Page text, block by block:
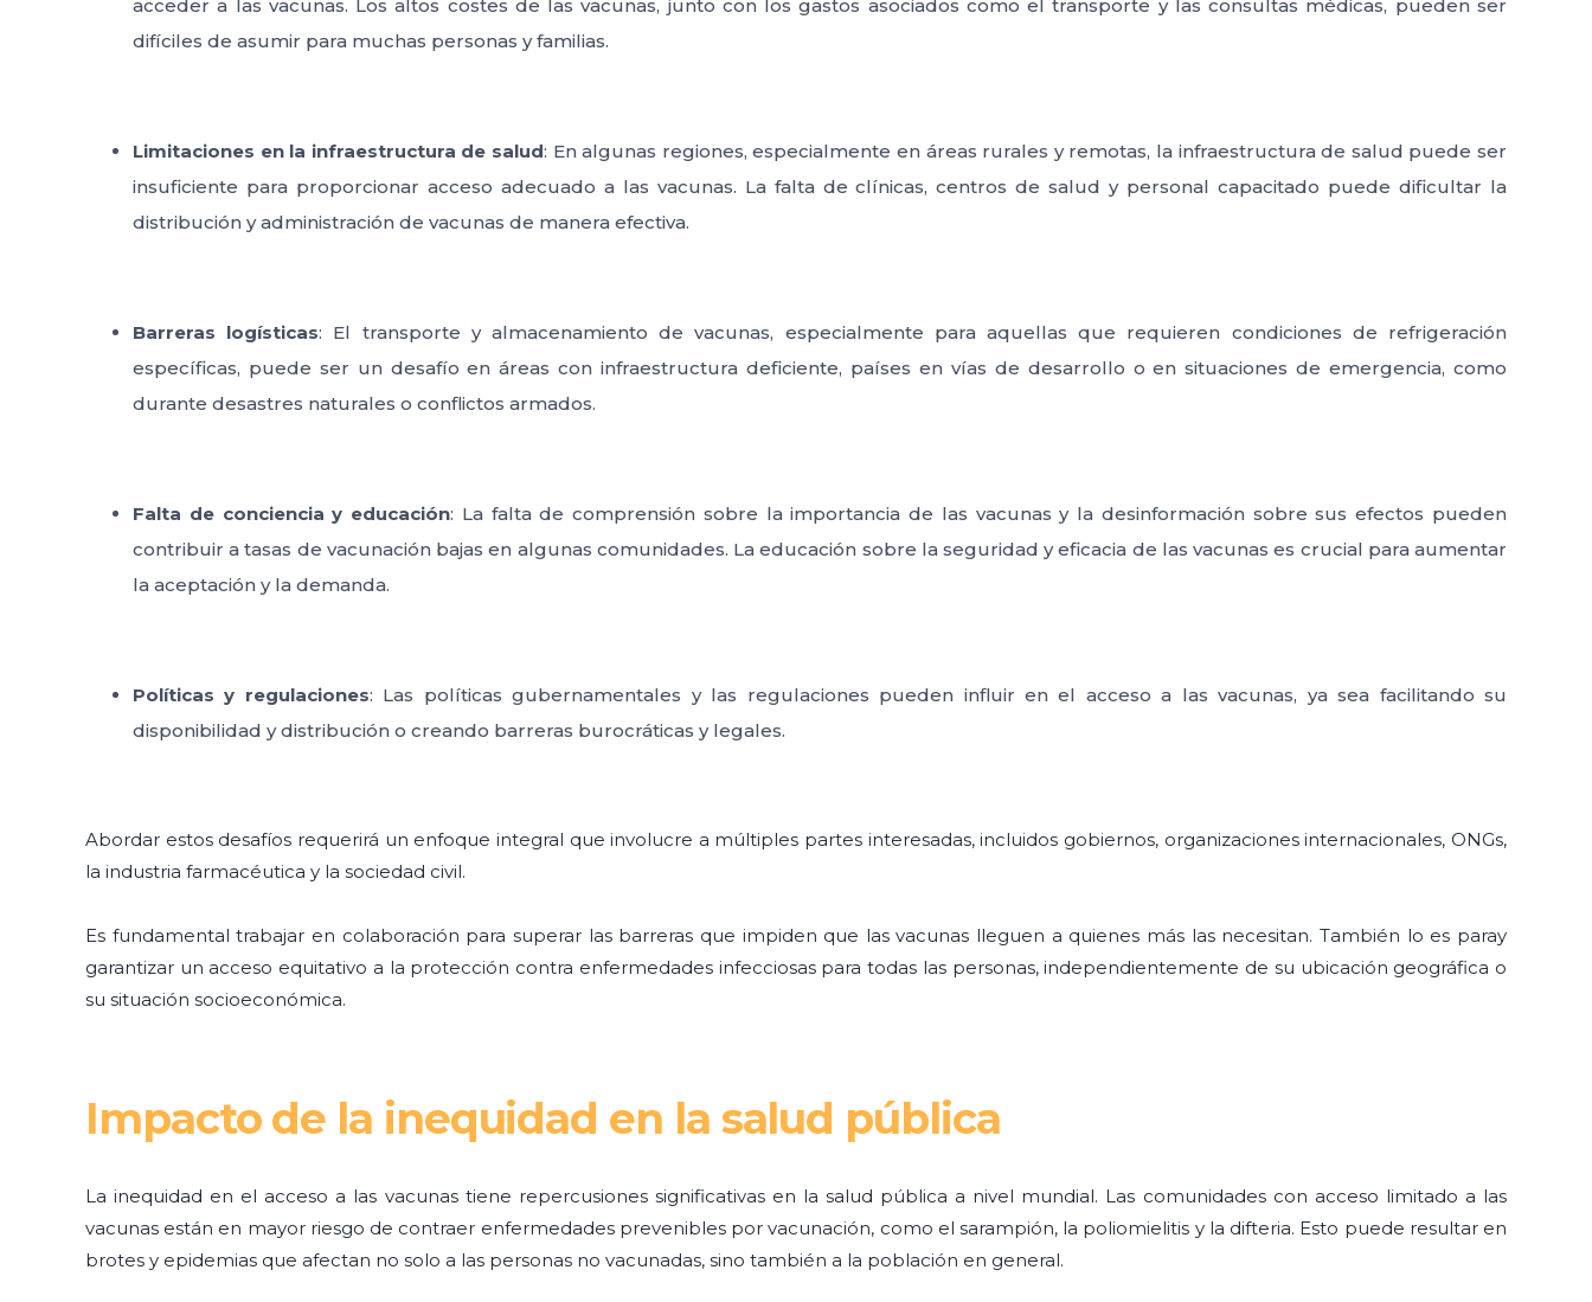
acceder a las vacunas. Los altos costes de las vacunas, junto con los gastos asociados como el transporte y las consultas médicas, pueden ser
difíciles de asumir para muchas personas y familias.
Limitaciones en la infraestructura de salud: En algunas regiones, especialmente en áreas rurales y remotas, la infraestructura de salud puede ser
insuficiente para proporcionar acceso adecuado a las vacunas. La falta de clínicas, centros de salud y personal capacitado puede dificultar la
distribución y administración de vacunas de manera efectiva.
Barreras logísticas: El transporte y almacenamiento de vacunas, especialmente para aquellas que requieren condiciones de refrigeración
específicas, puede ser un desafío en áreas con infraestructura deficiente, países en vías de desarrollo o en situaciones de emergencia, como
durante desastres naturales o conflictos armados.
Falta de conciencia y educación: La falta de comprensión sobre la importancia de las vacunas y la desinformación sobre sus efectos pueden
contribuir a tasas de vacunación bajas en algunas comunidades. La educación sobre la seguridad y eficacia de las vacunas es crucial para aumentar
la aceptación y la demanda.
Políticas y regulaciones: Las políticas gubernamentales y las regulaciones pueden influir en el acceso a las vacunas, ya sea facilitando su
disponibilidad y distribución o creando barreras burocráticas y legales.
Abordar estos desafíos requerirá un enfoque integral que involucre a múltiples partes interesadas, incluidos gobiernos, organizaciones internacionales, ONGs,
la industria farmacéutica y la sociedad civil.
Es fundamental trabajar en colaboración para superar las barreras que impiden que las vacunas lleguen a quienes más las necesitan. También lo es paray
garantizar un acceso equitativo a la protección contra enfermedades infecciosas para todas las personas, independientemente de su ubicación geográfica o
su situación socioeconómica.
Impacto de la inequidad en la salud pública
La inequidad en el acceso a las vacunas tiene repercusiones significativas en la salud pública a nivel mundial. Las comunidades con acceso limitado a las
vacunas están en mayor riesgo de contraer enfermedades prevenibles por vacunación, como el sarampión, la poliomielitis y la difteria. Esto puede resultar en
brotes y epidemias que afectan no solo a las personas no vacunadas, sino también a la población en general.